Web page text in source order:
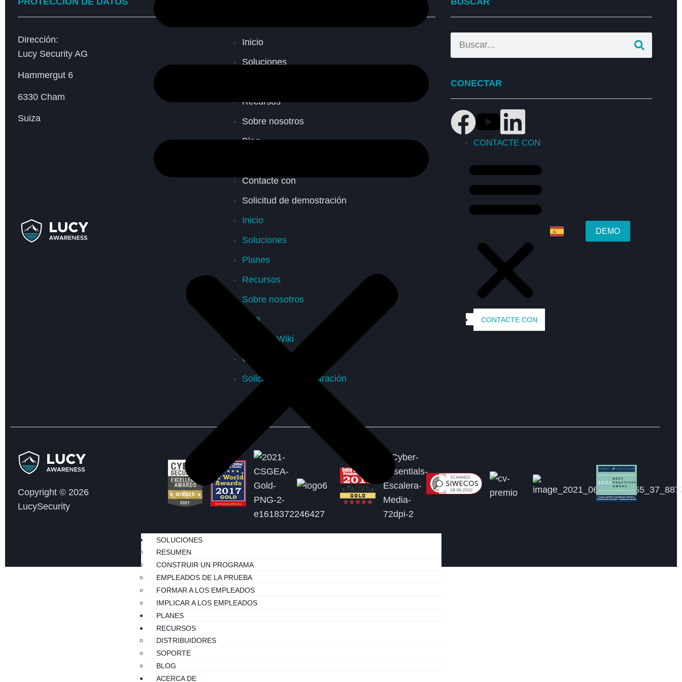
SOLUCIONES
RESUMEN
CONSTRUIR UN PROGRAMA
EMPLEADOS DE LA PRUEBA
FORMAR A LOS EMPLEADOS
IMPLICAR A LOS EMPLEADOS
PLANES
RECURSOS
DISTRIBUIDORES
SOPORTE
BLOG
ACERCA DE
CONTACTE CON
CONTACTE CON
DEMO
Dirección:
Lucy Security AG
Hammergut 6
6330 Cham
Suiza
Inicio
Soluciones
Recursos
Sobre nosotros
Blog
Contacte con
Solicitud de demostración
Inicio
Soluciones
Planes
Recursos
Sobre nosotros
Blog
Soporte Wiki
Contacte con
Solicitud de demostración
CONECTAR
Copyright © 2026
LucySecurity